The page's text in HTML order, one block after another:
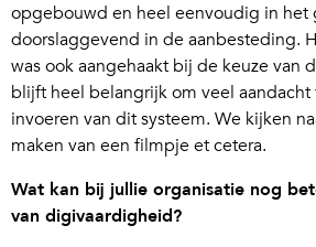
opgebouwd en heel eenvoudig in het
doorslaggevend in de aanbesteding.
was ook aangehaakt bij de keuze van
blijft heel belangrijk om veel
invoeren van dit systeem. We kijken
maken van een filmpje et cetera.
Wat kan bij jullie organisatie nog
van digivaardigheid?